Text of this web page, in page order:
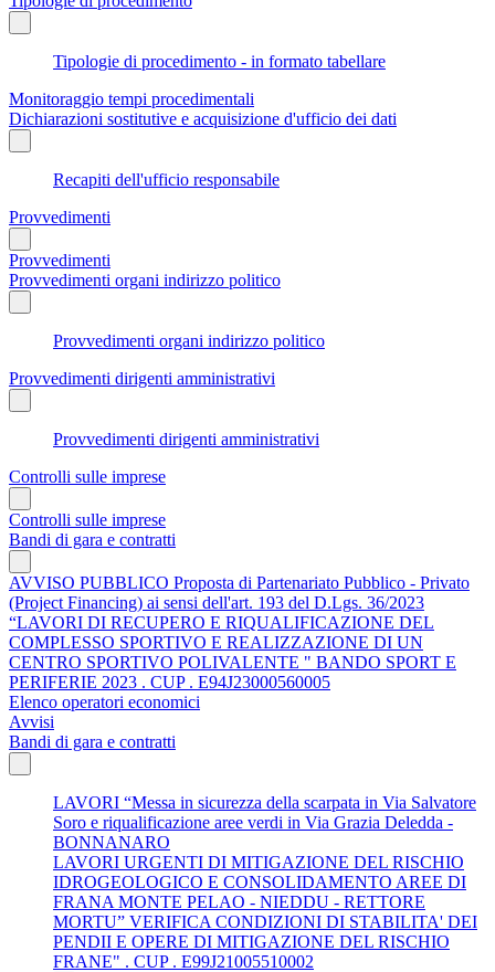
Tipologie di procedimento - in formato tabellare
Monitoraggio tempi procedimentali
Dichiarazioni sostitutive e acquisizione d'ufficio dei dati
Recapiti dell'ufficio responsabile
Provvedimenti
Provvedimenti
Provvedimenti organi indirizzo politico
Provvedimenti organi indirizzo politico
Provvedimenti dirigenti amministrativi
Provvedimenti dirigenti amministrativi
Controlli sulle imprese
Controlli sulle imprese
Bandi di gara e contratti
AVVISO PUBBLICO Proposta di Partenariato Pubblico - Privato
(Project Financing) ai sensi dell'art. 193 del D.Lgs. 36/2023
“LAVORI DI RECUPERO E RIQUALIFICAZIONE DEL
COMPLESSO SPORTIVO E REALIZZAZIONE DI UN
CENTRO SPORTIVO POLIVALENTE " BANDO SPORT E
PERIFERIE 2023 . CUP . E94J23000560005
Elenco operatori economici
Avvisi
Bandi di gara e contratti
LAVORI “Messa in sicurezza della scarpata in Via Salvatore
Soro e riqualificazione aree verdi in Via Grazia Deledda -
BONNANARO
LAVORI URGENTI DI MITIGAZIONE DEL RISCHIO
IDROGEOLOGICO E CONSOLIDAMENTO AREE DI
FRANA MONTE PELAO - NIEDDU - RETTORE
MORTU” VERIFICA CONDIZIONI DI STABILITA' DEI
PENDII E OPERE DI MITIGAZIONE DEL RISCHIO
FRANE" . CUP . E99J21005510002